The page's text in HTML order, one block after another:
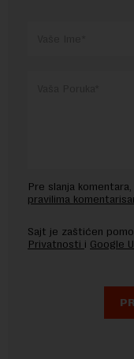
Pre slanja
pravilima
Sajt je zaštićen
Privatnosti i Google